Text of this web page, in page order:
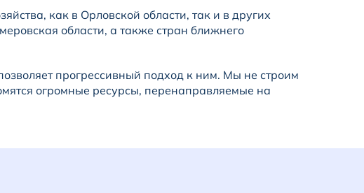
как в Орловской области, так и в других
области, а также стран ближнего
прогрессивный подход к ним. Мы не строим
огромные ресурсы, перенаправляемые на